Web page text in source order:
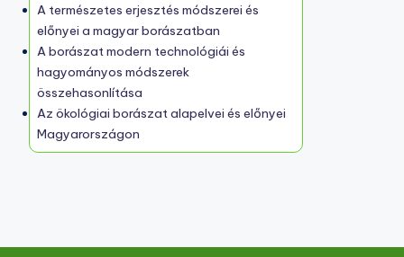
Fedezz fel egy véletlenszerű bejegyzést
A Pinot Noir: karaktere, szőlőtermesztési
sajátosságai és legkedveltebb borai
Ezt is ajánljuk
A természetes erjesztés módszerei és